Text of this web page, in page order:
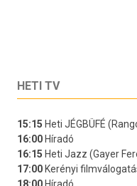
HETI TV